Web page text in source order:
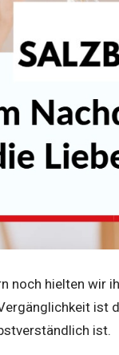
noch hielten wir
ist
ist.